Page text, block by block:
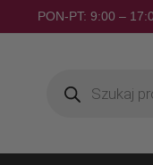
PON-PT: 9:00 –